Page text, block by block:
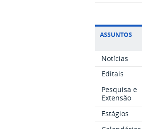
ASSUNTOS
Notícias
Editais
Pesquisa e
Extensão
Estágios